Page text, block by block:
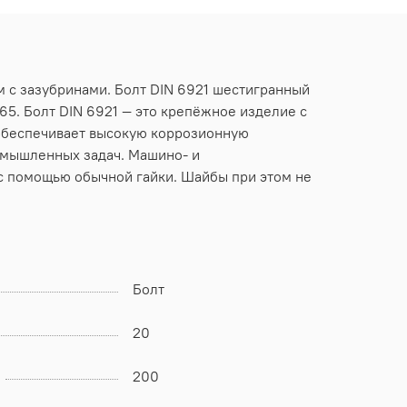
зазубринами. Болт DIN 6921 шестигранный
Болт DIN 6921 — это крепёжное изделие с
высокую коррозионную
задач. Машино- и
с помощью обычной гайки. Шайбы при этом не
Болт
20
200